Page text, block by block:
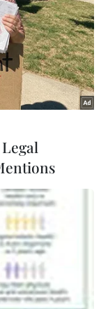
ngoài đến
đã lên tới 2,73
lượt người ghi